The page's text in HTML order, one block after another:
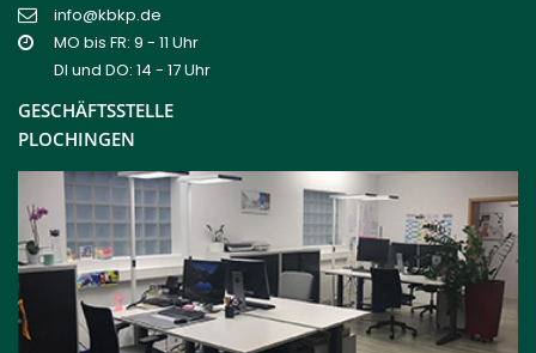
info@kbkp.de
MO bis FR: 9 - 11 Uhr
DI und DO: 14 - 17 Uhr
GESCHÄFTSSTELLE
PLOCHINGEN